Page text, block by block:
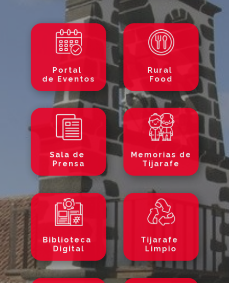
Portal
Rural
Sala de
Memorias de
Biblioteca
Tijarafe